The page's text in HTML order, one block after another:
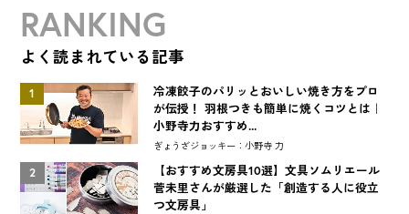
RANKING
よく読まれている記事
1
冷凍餃子のパリッとおいしい焼き方をプロ
が伝授！ 羽根つきも簡単に焼くコツとは｜
小野寺力おすすめ...
ぎょうざジョッキー：小野寺 力
2
【おすすめ文房具10選】文具ソムリエール
菅未里さんが厳選した「創造する人に役立
つ文房具」